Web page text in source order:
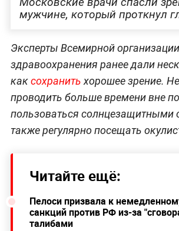
мужчине, который проткнул
Эксперты Всемирной организации
здравоохранения ранее дали
каксохранить хорошее зрение.
проводить больше времени вне
пользоваться солнцезащитными
также регулярно посещать
Читайте ещё:
Пелоси призвала к
санкций против РФ из-за
талибами